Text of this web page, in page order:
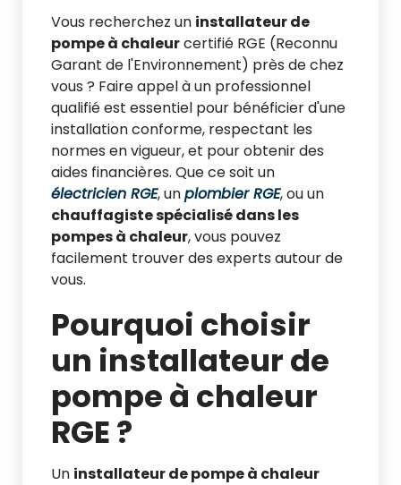
Vous recherchez un installateur de
pompe à chaleurcertifié RGE (Reconnu
Garant de l'Environnement) près de chez
vous ? Faire appel à un professionnel
qualifié est essentiel pour bénéficier d'une
installation conforme, respectant les
normes en vigueur, et pour obtenir des
aides financières. Que ce soit un
électricien RGE, unplombier RGE, ou un
chauffagiste spécialisé dans les
pompes à chaleur, vous pouvez
facilement trouver des experts autour de
vous.
Pourquoi choisir
un installateur de
pompe à chaleur
RGE ?
Un installateur de pompe à chaleur